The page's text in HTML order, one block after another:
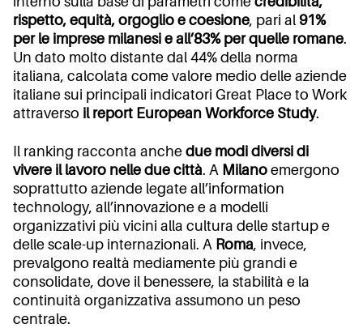
rispetto, equità, orgoglio e coesione, pari al 91%
per le imprese milanesi e all’83% per quelle romane.
Un dato molto distante dal 44% della norma
italiana, calcolata come valore medio delle aziende
italiane sui principali indicatori Great Place to Work
attraverso il report European Workforce Study.
Il ranking racconta anche due modi diversi di
vivere il lavoro nelle due città. A Milano emergono
soprattutto aziende legate all’information
technology, all’innovazione e a modelli
organizzativi più vicini alla cultura delle startup e
delle scale-up internazionali. A Roma, invece,
prevalgono realtà mediamente più grandi e
consolidate, dove il benessere, la stabilità e la
continuità organizzativa assumono un peso
centrale.